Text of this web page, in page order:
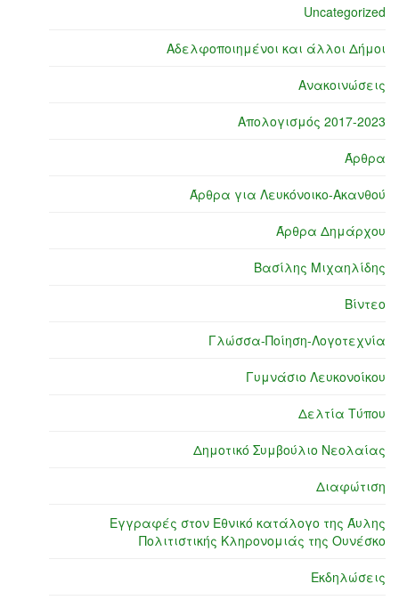
Uncategorized
Αδελφοποιημένοι και άλλοι Δήμοι
Ανακοινώσεις
Απολογισμός 2017-2023
Άρθρα
Άρθρα για Λευκόνοικο-Ακανθού
Άρθρα Δημάρχου
Βασίλης Μιχαηλίδης
Βίντεο
Γλώσσα-Ποίηση-Λογοτεχνία
Γυμνάσιο Λευκονοίκου
Δελτία Τύπου
Δημοτικό Συμβούλιο Νεολαίας
Διαφώτιση
Εγγραφές στον Εθνικό κατάλογο της Άυλης
Πολιτιστικής Κληρονομιάς της Ουνέσκο
Εκδηλώσεις